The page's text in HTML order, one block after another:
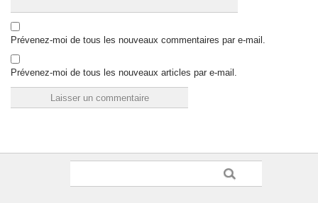
Prévenez-moi de tous les nouveaux commentaires par e-mail.
Prévenez-moi de tous les nouveaux articles par e-mail.